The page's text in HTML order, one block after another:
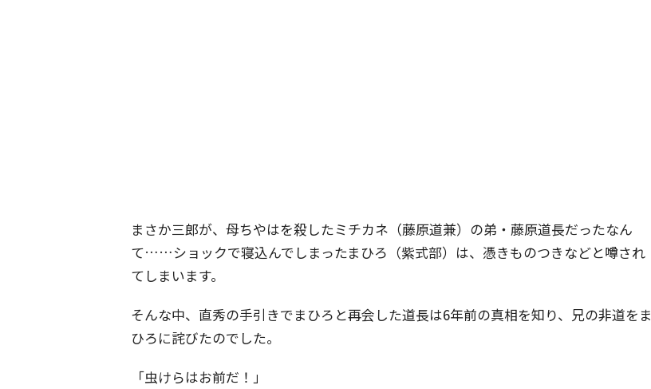
まさか三郎が、母ちやはを殺したミチカネ（藤原道兼）の弟・藤原道長だったなん
て……ショックで寝込んでしまったまひろ（紫式部）は、憑きものつきなどと噂され
てしまいます。
そんな中、直秀の手引きでまひろと再会した道長は6年前の真相を知り、兄の非道をま
ひろに詫びたのでした。
「虫けらはお前だ！」